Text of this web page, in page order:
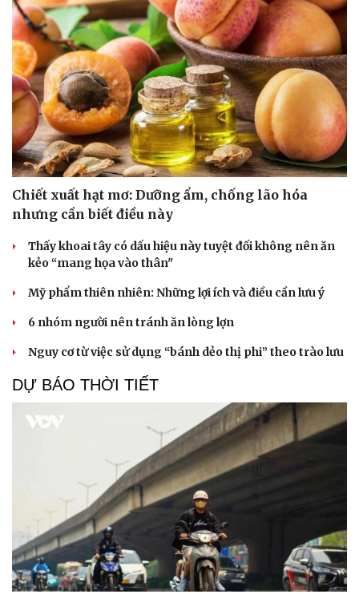
Chiết xuất hạt mơ: Dưỡng ẩm, chống lão hóa
nhưng cần biết điều này
Thấy khoai tây có dấu hiệu này tuyệt đối không nên ăn
kẻo “mang họa vào thân"
Mỹ phẩm thiên nhiên: Những lợi ích và điều cần lưu ý
6 nhóm người nên tránh ăn lòng lợn
Nguy cơ từ việc sử dụng “bánh dẻo thị phi” theo trào lưu
DỰ BÁO THỜI TIẾT